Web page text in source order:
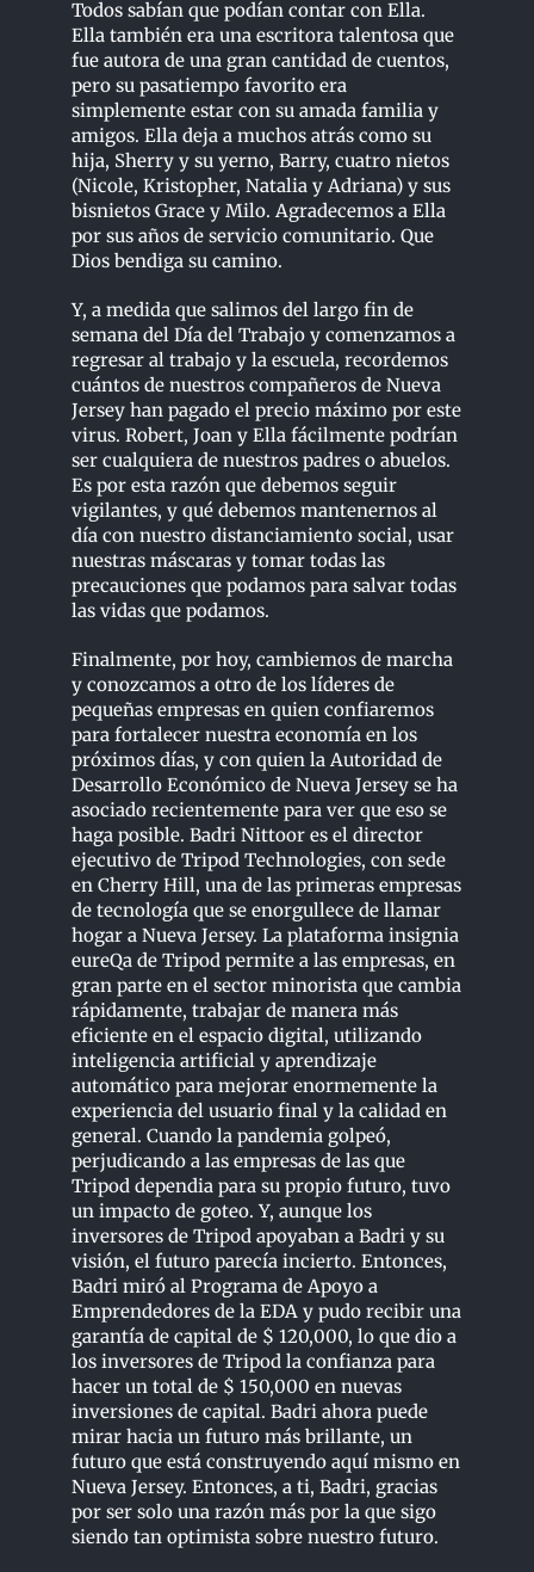
Todos sabían que podían contar con Ella.
Ella también era una escritora talentosa que
fue autora de una gran cantidad de cuentos,
pero su pasatiempo favorito era
simplemente estar con su amada familia y
amigos. Ella deja a muchos atrás como su
hija, Sherry y su yerno, Barry, cuatro nietos
(Nicole, Kristopher, Natalia y Adriana) y sus
bisnietos Grace y Milo. Agradecemos a Ella
por sus años de servicio comunitario. Que
Dios bendiga su camino.
Y, a medida que salimos del largo fin de
semana del Día del Trabajo y comenzamos a
regresar al trabajo y la escuela, recordemos
cuántos de nuestros compañeros de Nueva
Jersey han pagado el precio máximo por este
virus. Robert, Joan y Ella fácilmente podrían
ser cualquiera de nuestros padres o abuelos.
Es por esta razón que debemos seguir
vigilantes, y qué debemos mantenernos al
día con nuestro distanciamiento social, usar
nuestras máscaras y tomar todas las
precauciones que podamos para salvar todas
las vidas que podamos.
Finalmente, por hoy, cambiemos de marcha
y conozcamos a otro de los líderes de
pequeñas empresas en quien confiaremos
para fortalecer nuestra economía en los
próximos días, y con quien la Autoridad de
Desarrollo Económico de Nueva Jersey se ha
asociado recientemente para ver que eso se
haga posible. Badri Nittoor es el director
ejecutivo de Tripod Technologies, con sede
en Cherry Hill, una de las primeras empresas
de tecnología que se enorgullece de llamar
hogar a Nueva Jersey. La plataforma insignia
eureQa de Tripod permite a las empresas, en
gran parte en el sector minorista que cambia
rápidamente, trabajar de manera más
eficiente en el espacio digital, utilizando
inteligencia artificial y aprendizaje
automático para mejorar enormemente la
experiencia del usuario final y la calidad en
general. Cuando la pandemia golpeó,
perjudicando a las empresas de las que
Tripod dependia para su propio futuro, tuvo
un impacto de goteo. Y, aunque los
inversores de Tripod apoyaban a Badri y su
visión, el futuro parecía incierto. Entonces,
Badri miró al Programa de Apoyo a
Emprendedores de la EDA y pudo recibir una
garantía de capital de $ 120,000, lo que dio a
los inversores de Tripod la confianza para
hacer un total de $ 150,000 en nuevas
inversiones de capital. Badri ahora puede
mirar hacia un futuro más brillante, un
futuro que está construyendo aquí mismo en
Nueva Jersey. Entonces, a ti, Badri, gracias
por ser solo una razón más por la que sigo
siendo tan optimista sobre nuestro futuro.